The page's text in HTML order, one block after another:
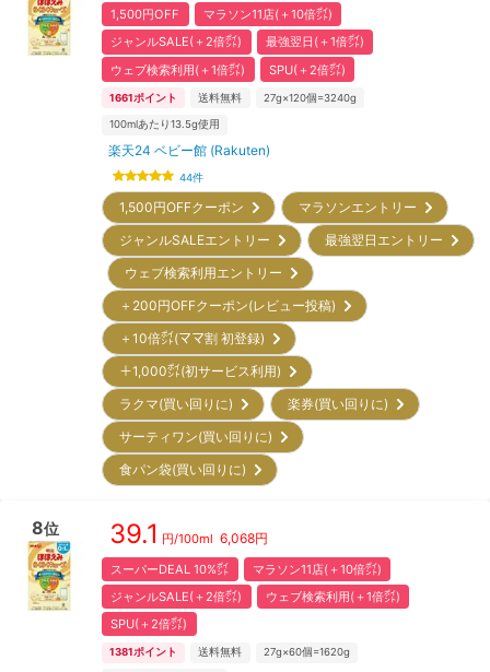
1,500円OFF
マラソン11店(＋10倍㌽)
ジャンルSALE(＋2倍㌽)
最強翌日(＋1倍㌽)
ウェブ検索利用(＋1倍㌽)
SPU(＋2倍㌽)
1661ポイント 送料無料 27g×120個=3240g
100mlあたり13.5g使用
楽天24 ベビー館 (Rakuten)
44件
1,500円OFFクーポン
マラソンエントリー
ジャンルSALEエントリー
最強翌日エントリー
ウェブ検索利用エントリー
＋200円OFFクーポン(レビュー投稿)
＋10倍㌽(ママ割 初登録)
＋1,000㌽(初サービス利用)
ラクマ(買い回りに)
楽券(買い回りに)
サーティワン(買い回りに)
食パン袋(買い回りに)
8位 39.1 円/100ml 6,068円
スーパーDEAL 10%㌽
マラソン11店(＋10倍㌽)
ジャンルSALE(＋2倍㌽)
ウェブ検索利用(＋1倍㌽)
SPU(＋2倍㌽)
1381 ポイント 送料無料 27g×60個=1620g